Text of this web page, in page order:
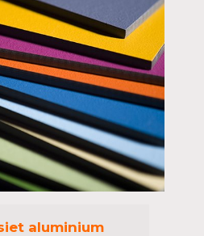
aluminium